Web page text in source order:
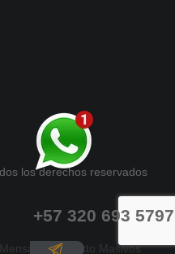
los derechos reservados
Mensajes de Texto Masivos
+57 320 693 5797